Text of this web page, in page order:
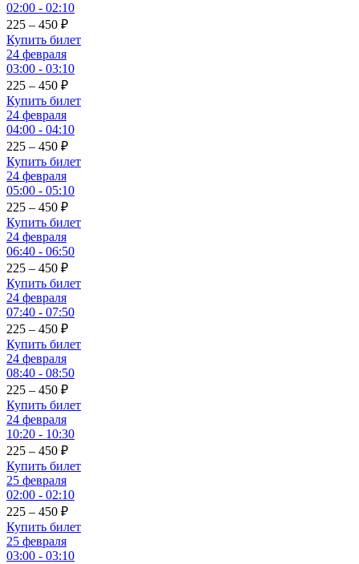
02:00 - 02:10
225 – 450 ₽
Купить билет
24 февраля
03:00 - 03:10
225 – 450 ₽
Купить билет
24 февраля
04:00 - 04:10
225 – 450 ₽
Купить билет
24 февраля
05:00 - 05:10
225 – 450 ₽
Купить билет
24 февраля
06:40 - 06:50
225 – 450 ₽
Купить билет
24 февраля
07:40 - 07:50
225 – 450 ₽
Купить билет
24 февраля
08:40 - 08:50
225 – 450 ₽
Купить билет
24 февраля
10:20 - 10:30
225 – 450 ₽
Купить билет
25 февраля
02:00 - 02:10
225 – 450 ₽
Купить билет
25 февраля
03:00 - 03:10